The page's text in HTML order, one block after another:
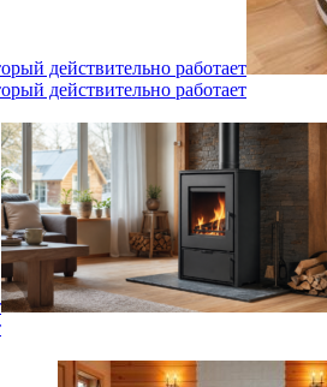
действительно работает
действительно работает